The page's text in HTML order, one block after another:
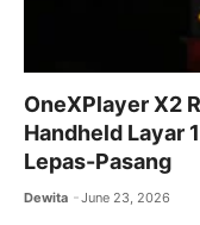
OneXPlayer X2
Handheld Layar
Lepas-Pasang
Dewita June 23, 2026